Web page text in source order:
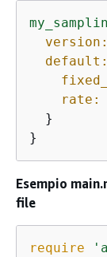
version:
default:
rate:
  }
}
Esempio
file
require